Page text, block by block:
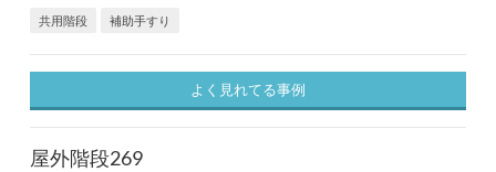
共用階段 補助手すり
よく見れてる事例
屋外階段269